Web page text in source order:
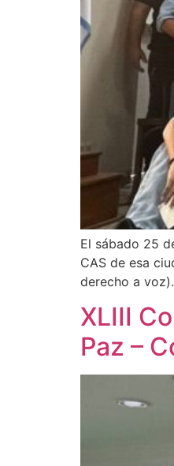
El sábado 25
CAS de esa
derecho a
XLIII
Paz –